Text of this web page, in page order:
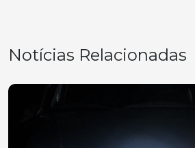
Notícias Relacionadas